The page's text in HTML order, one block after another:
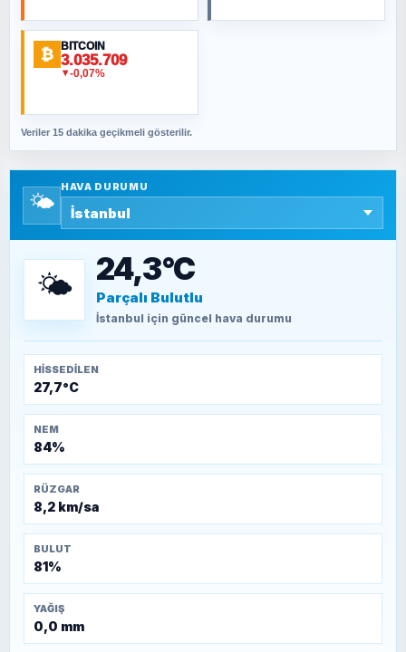
ORHAN KILIÇOĞLU
Fahişeye beyinli bir müstevli alçağına
SAVAŞ ŞAHİN
SEYFULLAH ÇİÇEK
TEOMAN ALPASLAN
Kütahya-Eskişehir Muharebeleri (10-24
₿ BITCOIN
3.035.709
▼-0,07%
Veriler 15 dakika geçikmeli gösterilir.
🌤️
HAVA DURUMU
🌤️ 24,3°C
Parçalı Bulutlu
İstanbul için güncel hava durumu
HISSEDILEN
27,7°C
NEM
84%
RÜZGAR
8,2 km/sa
BULUT
81%
YAĞIŞ
0,0 mm